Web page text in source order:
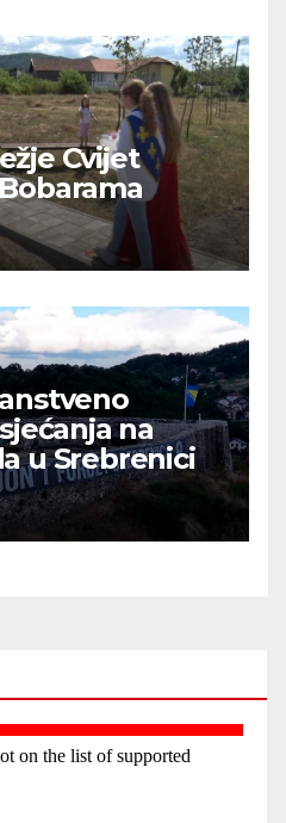
Cvijet
na
u Srebrenici